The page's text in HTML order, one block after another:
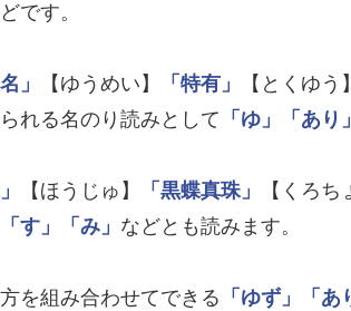
です。
」 【ゆうめい】 「特有」 【とくゆう
れる名のり読みとして 「ゆ」 「あり」
【ほうじゅ】 「黒蝶真珠」 【くろ
「す」 「み」 などとも読みます。
を組み合わせてできる 「ゆず」 「あ